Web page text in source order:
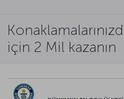
için 2 Mil kazanın